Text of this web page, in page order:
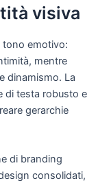
visiva
tono emotivo:
mentre
dinamismo. La
di testa robusto e
gerarchie
di branding
consolidati,